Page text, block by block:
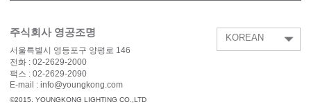
주식회사 영공조명
서울특별시 영등포구 양평로 146
전화 : 02-2629-2000
팩스 : 02-2629-2090
E-mail : info@youngkong.com
©2015. YOUNGKONG LIGHTING CO.,LTD
KOREAN